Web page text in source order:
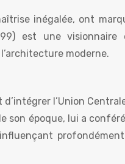
inégalée, ont
est une visionnaire
moderne.
l’Union
son époque, lui a